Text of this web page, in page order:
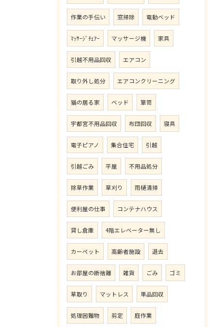
作業の手伝い 窓掃除 電動ベッド
ﾏｯｻｰｼﾞﾁｪｱｰ マッサージ機 家具
引越不用品回収 エアコン
取り外し処分 エアコンクリーニング
猫の居る家 ベッド 箪笥
宇都宮不用品回収 布団回収 寝具
電子ピアノ 集合住宅 引越
引越ごみ 平屋 不用品処分
除草作業 草刈り 雨樋清掃
便利屋の仕事 コンテナハウス
貸し倉庫 4階エレベーター無し
カーペット 高齢者施設 退去
お部屋の断捨離 雑貨 ごみ ゴミ
草取り マットレス 単品回収
処理困難物 剪定 庭作業